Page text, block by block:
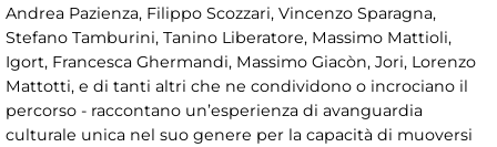
Andrea Pazienza, Filippo Scozzari, Vincenzo Sparagna,
Stefano Tamburini, Tanino Liberatore, Massimo Mattioli,
Igort, Francesca Ghermandi, Massimo Giacòn, Jori, Lorenzo
Mattotti, e di tanti altri che ne condividono o incrociano il
percorso - raccontano un’esperienza di avanguardia
culturale unica nel suo genere per la capacità di muoversi